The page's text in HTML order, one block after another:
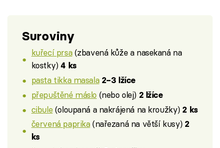
Suroviny
kuřecí prsa(zbavená kůže a nasekaná na
kostky) 4 ks
pasta tikka masala 2–3 lžíce
přepuštěné máslo (nebo olej) 2 lžíce
cibule (oloupaná a nakrájená na kroužky) 2 ks
červená paprika(nařezaná na větší kusy) 2
ks